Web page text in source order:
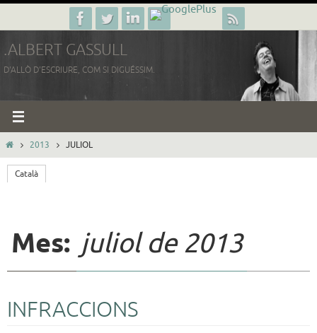
to
content
.ALBERT GASSULL
D'ALLÒ D'ESCRIURE, COM SI DIGUÉSSIM.
HOME2013 JULIOL
Català
Mes: juliol de 2013
INFRACCIONS